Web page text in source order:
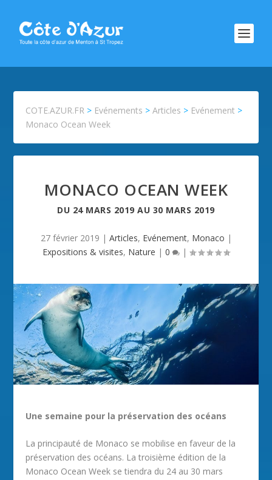
COTE.AZUR.FR > Evénements >Articles > Evénement >
Monaco Ocean Week
MONACO OCEAN WEEK
DU 24 MARS 2019 AU 30 MARS 2019
27 février 2019 | Articles, Evénement, Monaco |
Expositions & visites, Nature | 0 |
Une semaine pour la préservation des océans
La principauté de Monaco se mobilise en faveur de la
préservation des océans. La troisième édition de la
Monaco Ocean Week se tiendra du 24 au 30 mars